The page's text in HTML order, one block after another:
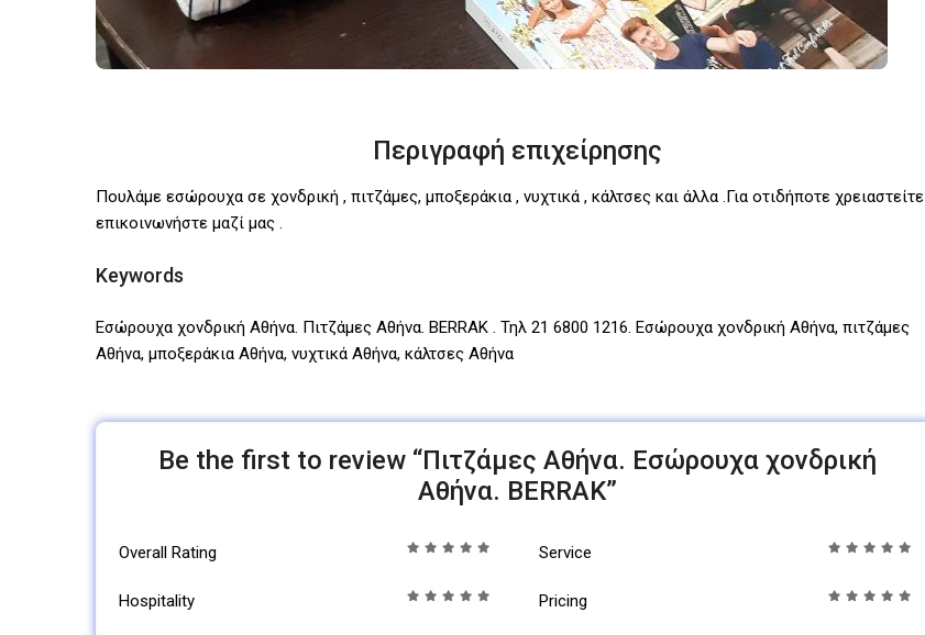
Περιγραφή επιχείρησης
Πουλάμε εσώρουχα σε χονδρική , πιτζάμες, μποξεράκια , νυχτικά , κάλτσες και άλλα .Για οτιδήποτε χρειαστείτε
επικοινωνήστε μαζί μας .
Keywords
Εσώρουχα χονδρική Αθήνα. Πιτζάμες Αθήνα. BERRAK . Τηλ 21 6800 1216. Εσώρουχα χονδρική Αθήνα, πιτζάμες
Αθήνα, μποξεράκια Αθήνα, νυχτικά Αθήνα, κάλτσες Αθήνα
Be the first to review “Πιτζάμες Αθήνα. Εσώρουχα χονδρική
Αθήνα. BERRAK”
Overall Rating Service
Hospitality Pricing